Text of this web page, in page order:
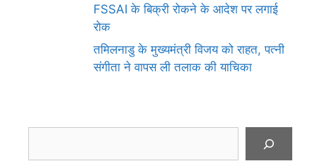
FSSAI के बिक्री रोकने के आदेश पर लगाई
रोक
तमिलनाडु के मुख्यमंत्री विजय को राहत, पत्नी
संगीता ने वापस ली तलाक की याचिका